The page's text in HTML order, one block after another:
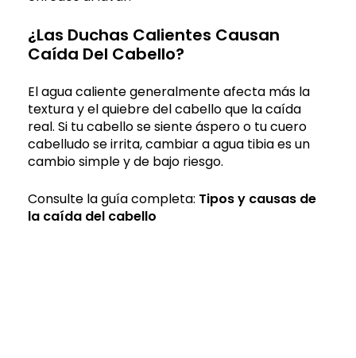
¿Las Duchas Calientes Causan
Caída Del Cabello?
El agua caliente generalmente afecta más la
textura y el quiebre del cabello que la caída
real. Si tu cabello se siente áspero o tu cuero
cabelludo se irrita, cambiar a agua tibia es un
cambio simple y de bajo riesgo.
Consulte la guía completa: Tipos y causas de
la caída del cabello